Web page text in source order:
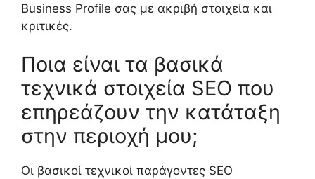
Business Profile σας με ακριβή στοιχεία και
κριτικές.
Ποια είναι τα βασικά
τεχνικά στοιχεία SEO που
επηρεάζουν την κατάταξη
στην περιοχή μου;
Οι βασικοί τεχνικοί παράγοντες SEO